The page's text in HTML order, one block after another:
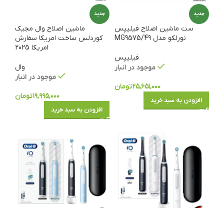
جدید
ست ماشین اصلاح فیلیپس
نورلکو مدل MG9575/49
فیلیپس
موجود در انبار
۲۵,۶۵۱,۰۰۰تومان
افزودن به سبد خرید
جدید
ماشین اصلاح وال مجیک
کوردلس ساخت امریکا سفارش
امریکا 2025
وال
موجود در انبار
۱۹,۹۹۵,۰۰۰تومان
افزودن به سبد خرید